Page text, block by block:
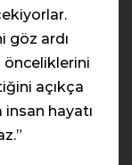
göz ardı
önceliklerini
açıkça
hayatı